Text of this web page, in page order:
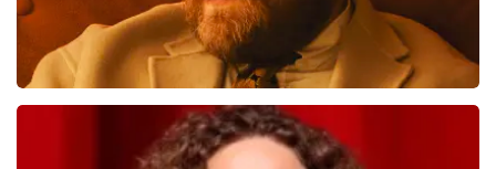
Teddy Swims
laatste 30 minuten